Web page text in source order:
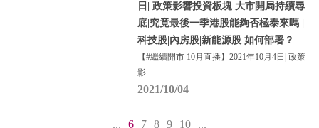
日| 政策影響投資板塊 大市開局持續尋
底|究竟最後一季港股能夠否極泰來嗎 |
科技股|內房股|新能源股 如何部署？
【#繼續開市 10月直播】2021年10月4日| 政策
影
2021/10/04
... 6 7 8 9 10 ...